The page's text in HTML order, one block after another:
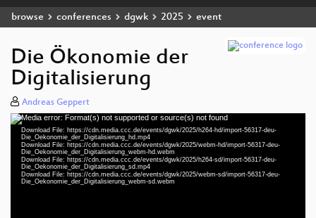
browse conferences dgwk 2025 event
Die Ökonomie der
Digitalisierung
Andreas Geppert
Video
Player
Media error: Format(s) not supported or source(s) not found
Download File: https://cdn.media.ccc.de/events/dgwk/2025/h264-hd/import-56317-deu-
Die_Oekonomie_der_Digitalisierung_hd.mp4
Download File: https://cdn.media.ccc.de/events/dgwk/2025/webm-hd/import-56317-deu-
Die_Oekonomie_der_Digitalisierung_webm-hd.webm
Download File: https://cdn.media.ccc.de/events/dgwk/2025/h264-sd/import-56317-deu-
Die_Oekonomie_der_Digitalisierung_sd.mp4
Download File: https://cdn.media.ccc.de/events/dgwk/2025/webm-sd/import-56317-deu-
Die_Oekonomie_der_Digitalisierung_webm-sd.webm